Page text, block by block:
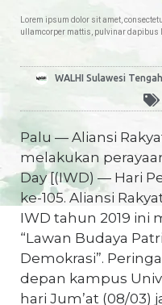
Lorem ipsum dolor sit amet,
ullamcorper mattis, pulvinar dapibus
WALHI Sulawesi Tengah
Palu — Aliansi
melakukan
Day [(IWD) — Hari
ke-105. Aliansi
IWD tahun 2019 ini
“Lawan Budaya
Demokrasi”.
depan kampus
hari Jum’at (08/03)